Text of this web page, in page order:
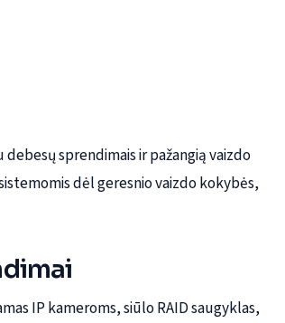
sprendimais ir pažangią vaizdo
dėl geresnio vaizdo kokybės,
IP kameroms, siūlo RAID saugyklas,